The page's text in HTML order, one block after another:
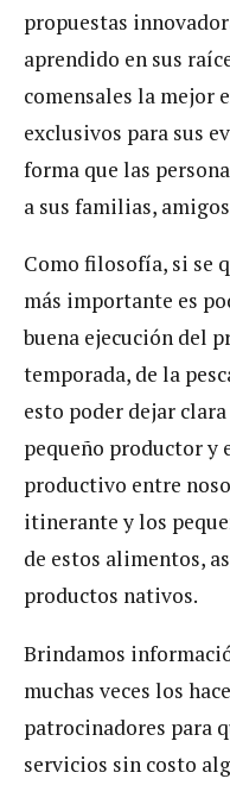
propuestas
aprendido en sus
comensales la mejor
exclusivos para sus
forma que las
a sus familias,
Como filosofía, si se
más importante es
buena ejecución del
temporada, de la
esto poder dejar
pequeño productor y
productivo entre
itinerante y los
de estos alimentos,
productos nativos.
Brindamos
muchas veces los
patrocinadores para
servicios sin costo